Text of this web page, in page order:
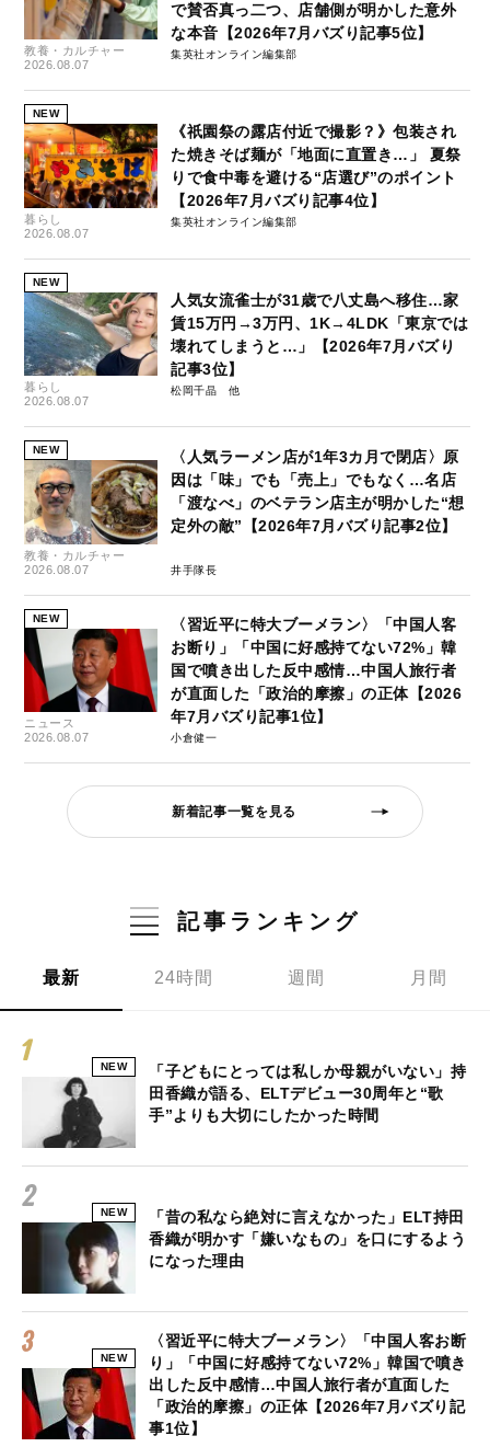
教養・カルチャー
2026.08.07
で賛否真っ二つ、店舗側が明かした意外
な本音【2026年7月バズり記事5位】
集英社オンライン編集部
NEW
暮らし
2026.08.07
《祇園祭の露店付近で撮影？》包装され
た焼きそば麺が「地面に直置き…」 夏祭
りで食中毒を避ける“店選び”のポイント
【2026年7月バズり記事4位】
集英社オンライン編集部
NEW
暮らし
2026.08.07
人気女流雀士が31歳で八丈島へ移住…家
賃15万円→3万円、1K→4LDK「東京では
壊れてしまうと…」【2026年7月バズり
記事3位】
松岡千晶
NEW
教養・カルチャー
2026.08.07
〈人気ラーメン店が1年3カ月で閉店〉原
因は「味」でも「売上」でもなく…名店
「渡なべ」のベテラン店主が明かした“想
定外の敵”【2026年7月バズり記事2位】
井手隊長
NEW
ニュース
2026.08.07
〈習近平に特大ブーメラン〉「中国人客
お断り」「中国に好感持てない72%」韓
国で噴き出した反中感情…中国人旅行者
が直面した「政治的摩擦」の正体【2026
年7月バズり記事1位】
小倉健一
新着記事一覧を見る
記事ランキング
最新 24時間 週間 月間
NEW
「子どもにとっては私しか母親がいない」持
田香織が語る、ELTデビュー30周年と“歌
手”よりも大切にしたかった時間
NEW
「昔の私なら絶対に言えなかった」ELT持田
香織が明かす「嫌いなもの」を口にするよう
になった理由
NEW
〈習近平に特大ブーメラン〉「中国人客お断
り」「中国に好感持てない72%」韓国で噴き
出した反中感情…中国人旅行者が直面した
「政治的摩擦」の正体【2026年7月バズり記
事1位】